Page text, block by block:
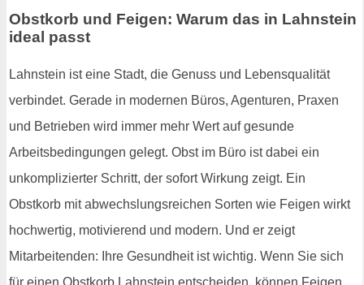
Obstkorb und Feigen: Warum das in Lahnstein
ideal passt
Lahnstein ist eine Stadt, die Genuss und Lebensqualität
verbindet. Gerade in modernen Büros, Agenturen, Praxen
und Betrieben wird immer mehr Wert auf gesunde
Arbeitsbedingungen gelegt. Obst im Büro ist dabei ein
unkomplizierter Schritt, der sofort Wirkung zeigt. Ein
Obstkorb mit abwechslungsreichen Sorten wie Feigen wirkt
hochwertig, motivierend und modern. Und er zeigt
Mitarbeitenden: Ihre Gesundheit ist wichtig. Wenn Sie sich
für einen Obstkorb Lahnstein entscheiden, können Feigen